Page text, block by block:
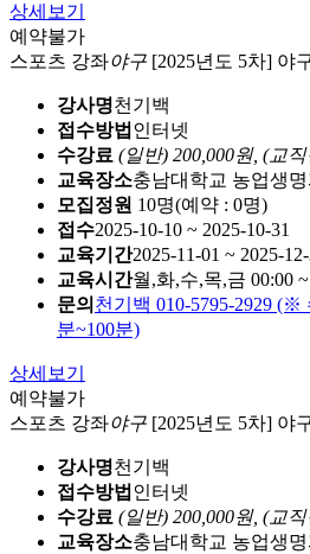
상세보기
예약불가
스포츠 강좌야구 [2025년도 5차] 야
강사명천기백
접수방법 인터넷
수강료 (일반) 200,000원, (교직
교육장소충남대학교 농업생
모집정원 10명(예약 : 0명)
접수2025-10-10 ~ 2025-10-31
교육기간2025-11-01 ~ 2025-12-
교육시간월,화,수,목,금 00:00
문의 천기백 010-5795-2929
분~100분)
상세보기
예약불가
스포츠 강좌야구 [2025년도 5차] 야
강사명천기백
접수방법 인터넷
수강료 (일반) 200,000원, (교직
교육장소충남대학교 농업생